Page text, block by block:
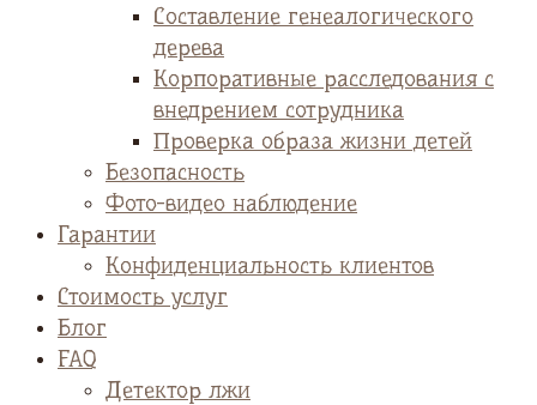
Cоставление генеалогического
дерева
Корпоративные расследования с
внедрением сотрудника
Проверка образа жизни детей
Безопасность
Фото-видео наблюдение
Гарантии
Конфиденциальность клиентов
Стоимость услуг
Блог
FAQ
Детектор лжи